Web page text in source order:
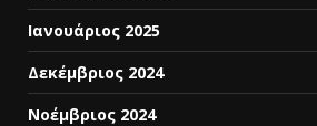
Ιανουάριος 2025
Δεκέμβριος 2024
Νοέμβριος 2024